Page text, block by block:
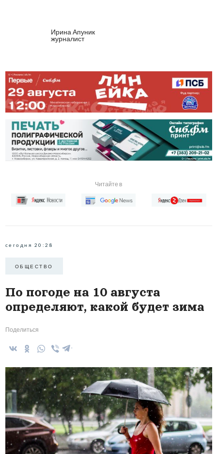
Ирина Апуник
журналист
Читайте в
сегодня 20:28
ОБЩЕСТВО
По погоде на 10 августа
определяют, какой будет зима
Поделиться